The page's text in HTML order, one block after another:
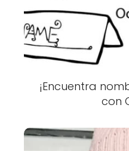
¡Encuentra
con